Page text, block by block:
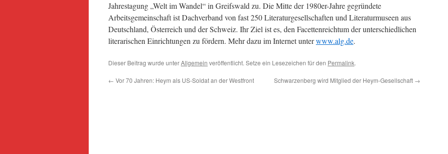
Jahrestagung „Welt im Wandel“ in Greifswald zu. Die Mitte der 1980er-Jahre gegründete
Arbeitsgemeinschaft ist Dachverband von fast 250 Literaturgesellschaften und Literaturmuseen aus
Deutschland, Österreich und der Schweiz. Ihr Ziel ist es, den Facettenreichtum der unterschiedlichen
literarischen Einrichtungen zu fördern. Mehr dazu im Internet unterwww.alg.de.
Dieser Beitrag wurde unterAllgemein veröffentlicht. Setze ein Lesezeichen für den Permalink.
← Vor 70 Jahren: Heym als US-Soldat an der Westfront Schwarzenberg wird Mitglied der Heym-Gesellschaft →